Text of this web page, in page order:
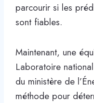
parcourir si les
sont fiables.
Maintenant, une
Laboratoire
du ministère de
méthode pour